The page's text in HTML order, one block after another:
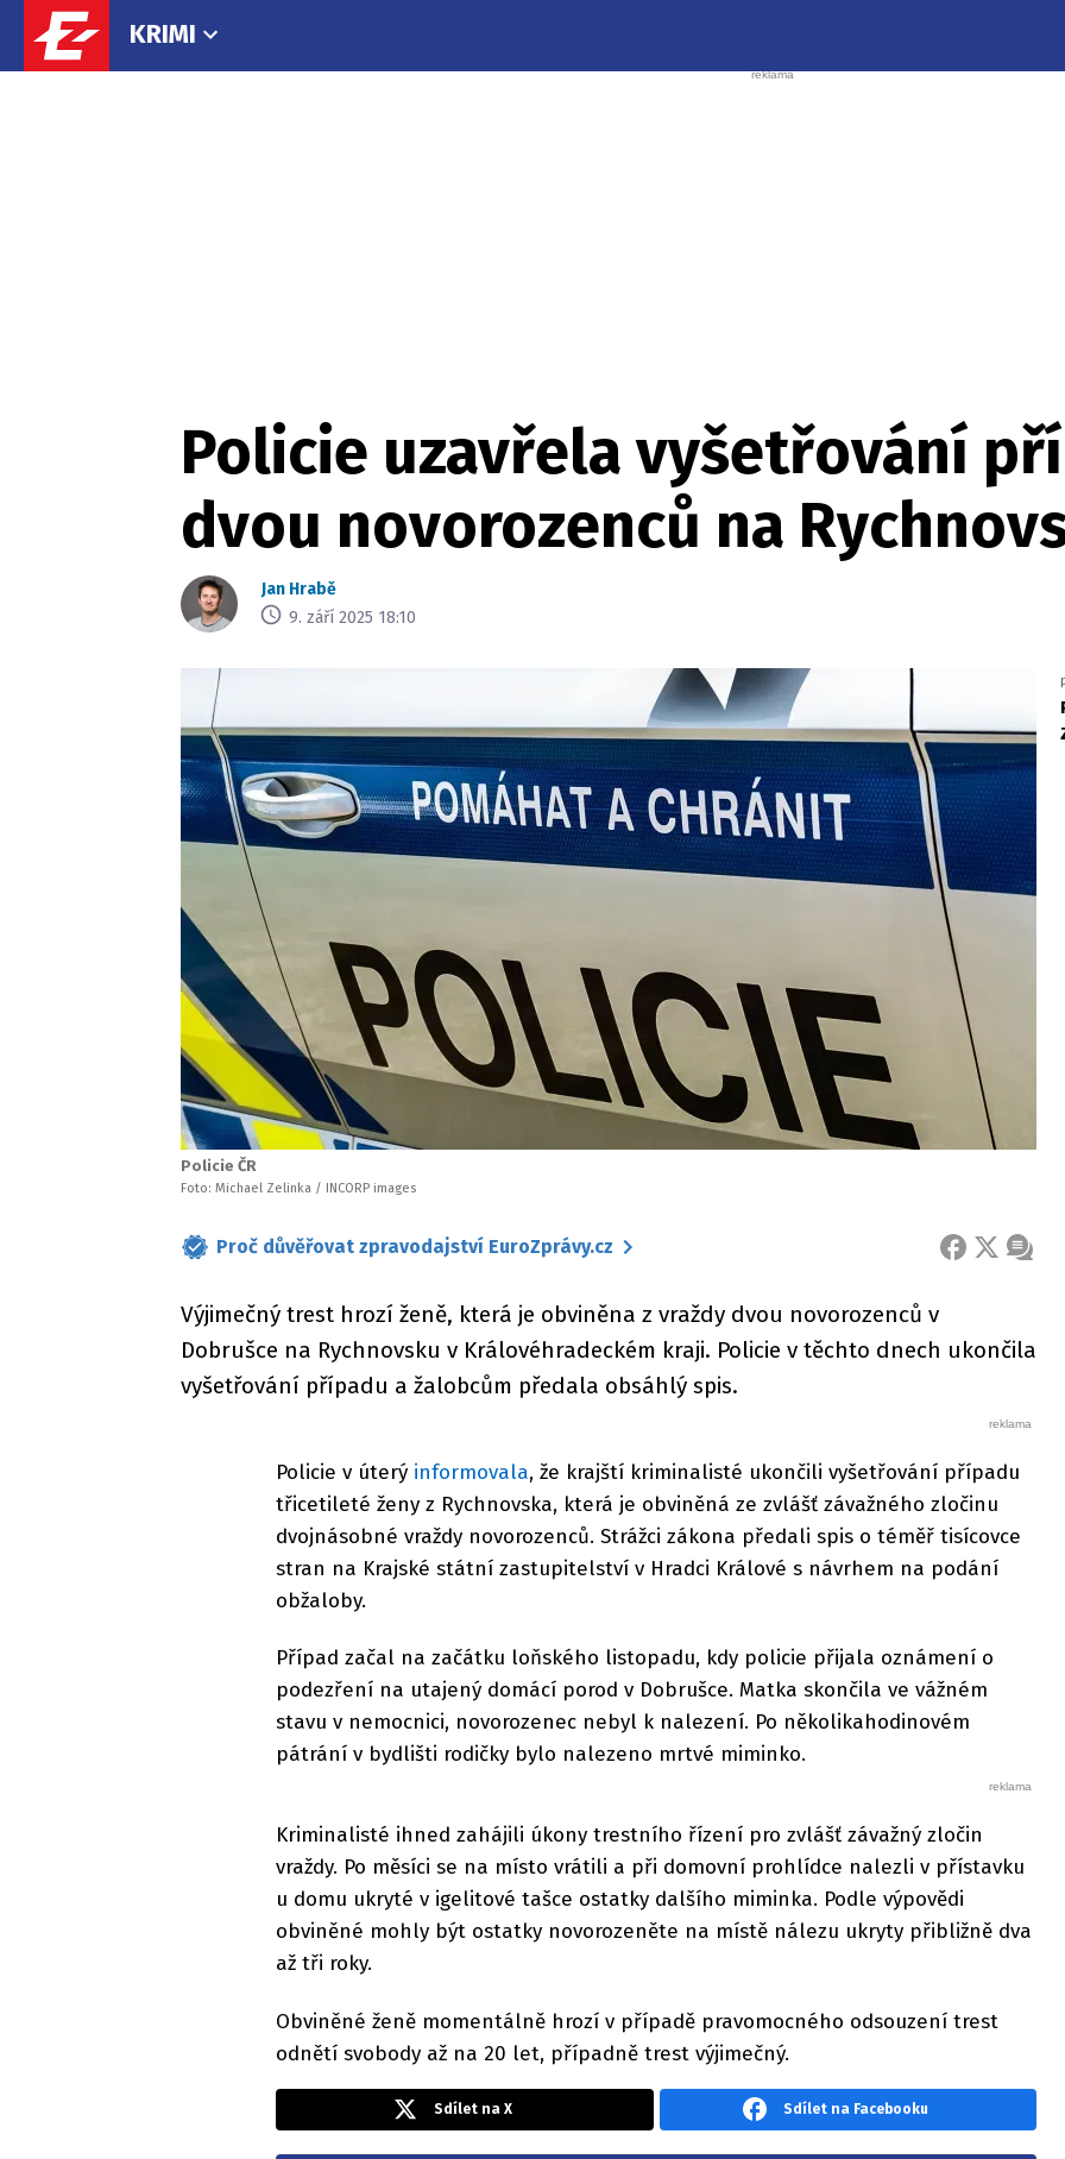
KRIMI
Policie uzavřela vyšetřování
dvou novorozenců na
Jan Hrabě
9. září 2025 18:10
Policie ČR
Foto: Michael Zelinka / INCORP images
Proč důvěřovat zpravodajství EuroZprávy.cz FACEBOOK
X
Výjimečný trest hrozí ženě, která je obviněna z vraždy dvou novorozenců v
Dobrušce na Rychnovsku v Královéhradeckém kraji. Policie v těchto dnech ukončila
vyšetřování případu a žalobcům předala obsáhlý spis.
Policie v úterý informovala, že krajští kriminalisté ukončili vyšetřování případu
třicetileté ženy z Rychnovska, která je obviněná ze zvlášť závažného zločinu
dvojnásobné vraždy novorozenců. Strážci zákona předali spis o téměř tisícovce
stran na Krajské státní zastupitelství v Hradci Králové s návrhem na podání
obžaloby.
Případ začal na začátku loňského listopadu, kdy policie přijala oznámení o
podezření na utajený domácí porod v Dobrušce. Matka skončila ve vážném
stavu v nemocnici, novorozenec nebyl k nalezení. Po několikahodinovém
pátrání v bydlišti rodičky bylo nalezeno mrtvé miminko.
Kriminalisté ihned zahájili úkony trestního řízení pro zvlášť závažný zločin
vraždy. Po měsíci se na místo vrátili a při domovní prohlídce nalezli v přístavku
u domu ukryté v igelitové tašce ostatky dalšího miminka. Podle výpovědi
obviněné mohly být ostatky novorozeněte na místě nálezu ukryty přibližně dva
až tři roky.
Obviněné ženě momentálně hrozí v případě pravomocného odsouzení trest
odnětí svobody až na 20 let, případně trest výjimečný.
Sdílet na X Sdílet na Facebooku